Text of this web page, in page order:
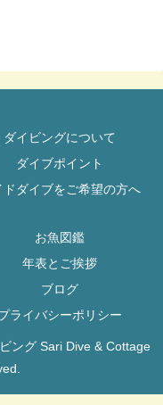
ダイビングについて
ダイブポイント
ドダイブをご希望の方へ
お魚図鑑
年表とご挨拶
ブログ
ライバシーポリシー
ング Sari Dive & Cottage